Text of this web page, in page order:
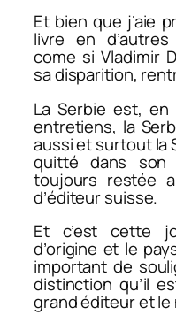
Et bien que j’aie
livre en d’autres
come si Vladimir
sa disparition,
La Serbie est,
entretiens, la
aussi et surtout la
quitté dans
toujours restée
d’éditeur suisse.
Et c’est cette
d’origine et le
important de
distinction qu’il
grand éditeur et